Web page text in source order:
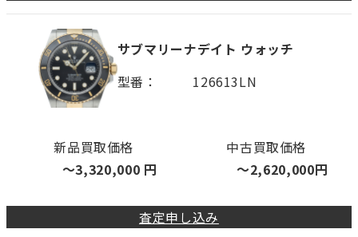
サブマリーナデイト ウォッチ
型番
126613LN
新品買取価格
〜3,320,000 円
中古買取価格
〜2,620,000円
査定申し込み